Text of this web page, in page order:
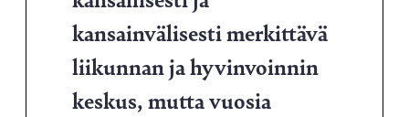
kansainvälisesti merkittävä
liikunnan ja hyvinvoinnin
keskus, mutta vuosia